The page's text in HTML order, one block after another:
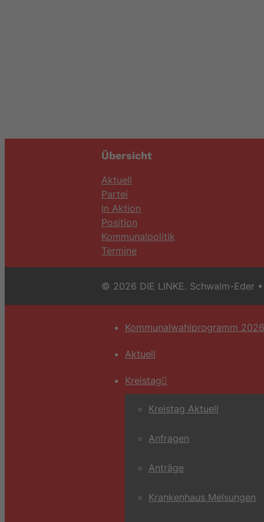
Übersicht
Aktuell
Partei
In Aktion
Position
Kommunalpolitik
Termine
© 2026 DIE LINKE. Schwalm-Eder
Kommunalwahlprogramm 2026
Aktuell
Kreistag
Kreistag Aktuell
Anfragen
Anträge
Krankenhaus Melsungen